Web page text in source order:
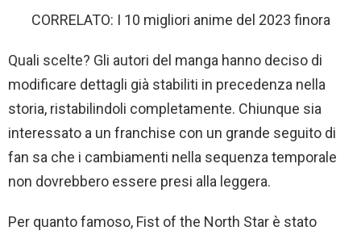
CORRELATO: I 10 migliori anime del 2023 finora
Quali scelte? Gli autori del manga hanno deciso di
modificare dettagli già stabiliti in precedenza nella
storia, ristabilindoli completamente. Chiunque sia
interessato a un franchise con un grande seguito di
fan sa che i cambiamenti nella sequenza temporale
non dovrebbero essere presi alla leggera.
Per quanto famoso, Fist of the North Star è stato